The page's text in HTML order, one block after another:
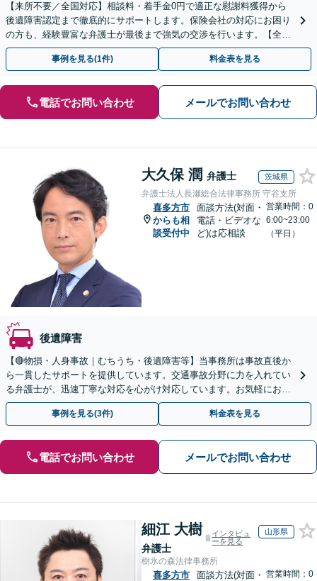
【来所不要／全国対応】相談料・着手金0円で適正な慰謝料獲得から
後遺障害認定まで徹底的にサポートします。保険会社の対応にお困り
の方も、経験豊富な弁護士が最後まで強気の交渉を行います。【全国
13拠点】お気軽にご相談ください。
事例を見る(1件) 料金表を見る
電話でお問い合わせ メールでお問い合わせ
大久保 潤 弁護士 茨城県
弁護士法人長瀬総合法律事務所 守谷支所
喜多方市
からも相
談受付中
面談方法(対面・
電話・ビデオな
ど)は応相談
営業時間：0
6:00~23:00
（平日）
後遺障害
【🔴物損・人身事故｜むちうち・後遺障害等】当事務所は事故直後か
ら一貫したサポートを提供しています。交通事故分野に力を入れてい
る弁護士が、迅速丁寧な対応を心がけ対応しています。お気軽にお問
い合わせください。◤完全予約制・初回法律相談無料◢
事例を見る(3件) 料金表を見る
電話でお問い合わせ メールでお問い合わせ
細江 大樹
弁護士
インタビュ
ーを見る
山形県
樹氷の森法律事務所
喜多方市
面談方法(対面・ 営業時間：0